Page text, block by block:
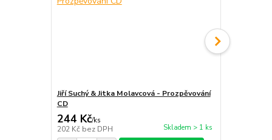
Jiří Suchý & Jitka Molavcová - Prozpěvování
CD
244 Kč/ks
202 Kč bez DPH Skladem > 1 ks